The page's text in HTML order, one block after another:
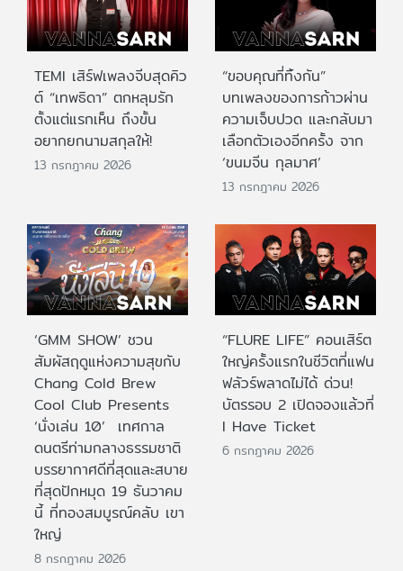
TEMI เสิร์ฟเพลงจีบสุดคิว
ต์ “เทพธิดา” ตกหลุมรัก
ตั้งแต่แรกเห็น ถึงขั้น
อยากยกนามสกุลให้!
13 กรกฎาคม 2026
“ขอบคุณที่ทิ้งกัน”
บทเพลงของการก้าวผ่าน
ความเจ็บปวด และกลับมา
เลือกตัวเองอีกครั้ง จาก
‘ขนมจีน กุลมาศ’
13 กรกฎาคม 2026
‘GMM SHOW’ ชวน
สัมผัสฤดูแห่งความสุขกับ
Chang Cold Brew
Cool Club Presents
‘นั่งเล่น 10’ เทศกาล
ดนตรีท่ามกลางธรรมชาติ
บรรยากาศดีที่สุดและสบาย
ที่สุดปักหมุด 19 ธันวาคม
นี้ ที่ทองสมบูรณ์คลับ เขา
ใหญ่
8 กรกฎาคม 2026
“FLURE LIFE” คอนเสิร์ต
ใหญ่ครั้งแรกในชีวิตที่แฟน
ฟลัวร์พลาดไม่ได้ ด่วน!
บัตรรอบ 2 เปิดจองแล้วที่
I Have Ticket
6 กรกฎาคม 2026